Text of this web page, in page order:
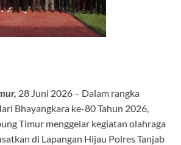
28 Juni 2026 – Dalam rangka
Bhayangkara ke-80 Tahun 2026,
Timur menggelar kegiatan olahraga
di Lapangan Hijau Polres Tanjab